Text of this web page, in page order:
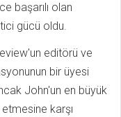
başarılı olan
gücü oldu.
editörü ve
bir üyesi
John'un en büyük
karşı